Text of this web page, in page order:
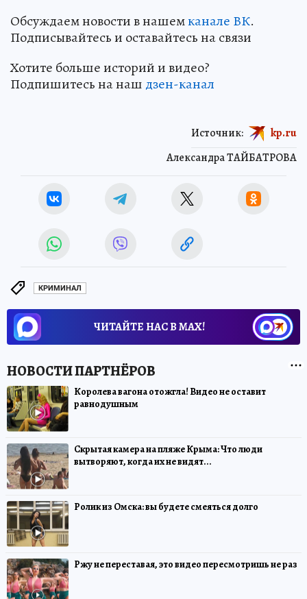
Обсуждаем новости в нашемканале ВК.
Подписывайтесь и оставайтесь на связи
Хотите больше историй и видео?
Подпишитесь на наш дзен-канал
Александра ТАЙБАТРОВА
Источник: kp.ru
КРИМИНАЛ
ЧИТАЙТЕ НАС В МАХ!
Королева вагона отожгла! Видео не оставит
равнодушным
Скрытая камера на пляже Крыма: Что люди
вытворяют, когда их не видят...
Ролик из Омска: вы будете смеяться долго
Ржу не переставая, это видео пересмотришь не раз